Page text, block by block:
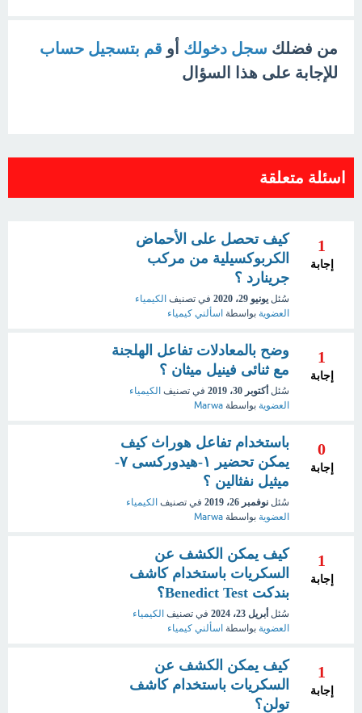
من فضلك سجل دخولك أو قم بتسجيل حساب
للإجابة على هذا السؤال
اسئلة متعلقة
1
إجابة
كيف تحصل على الأحماض
الكربوكسيلية من مركب
جرينارد ؟
سُئل يونيو 29، 2020 في تصنيف الكيمياء
العضوية بواسطة اسألني كيمياء
1
إجابة
وضح بالمعادلات تفاعل الهلجنة
مع ثنائى فينيل ميثان ؟
سُئل أكتوبر 30، 2019 في تصنيف الكيمياء
العضوية بواسطة Marwa
0
إجابة
باستخدام تفاعل هوراث كيف
يمكن تحضير ١-هيدوركسى ٧-
ميثيل نفثالين ؟
سُئل نوفمبر 26، 2019 في تصنيف الكيمياء
العضوية بواسطة Marwa
1
إجابة
كيف يمكن الكشف عن
السكريات باستخدام كاشف
بندكت Benedict Test؟
سُئل أبريل 23، 2024 في تصنيف الكيمياء
العضوية بواسطة اسألني كيمياء
1
إجابة
كيف يمكن الكشف عن
السكريات باستخدام كاشف
تولن؟